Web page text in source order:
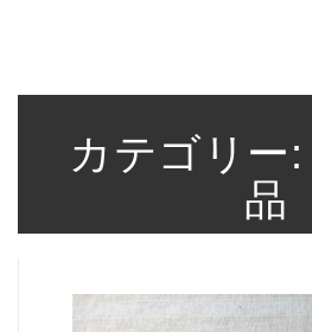
カテゴリー:
品